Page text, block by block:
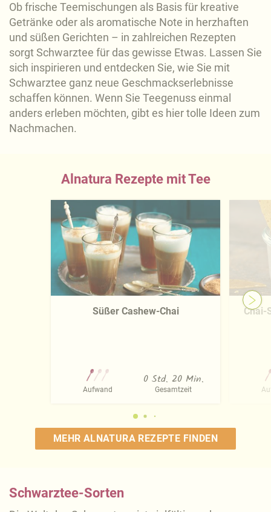
Ob frische Teemischungen als Basis für kreative
Getränke oder als aromatische Note in herzhaften
und süßen Gerichten – in zahlreichen Rezepten
sorgt Schwarztee für das gewisse Etwas. Lassen Sie
sich inspirieren und entdecken Sie, wie Sie mit
Schwarztee ganz neue Geschmackserlebnisse
schaffen können. Wenn Sie Teegenuss einmal
anders erleben möchten, gibt es hier tolle Ideen zum
Nachmachen.
Alnatura Rezepte mit Tee
Süßer Cashew-Chai
Aufwand
0 Std. 20 Min.
Gesamtzeit
Chai-
MEHR ALNATURA REZEPTE FINDEN
Schwarztee-Sorten